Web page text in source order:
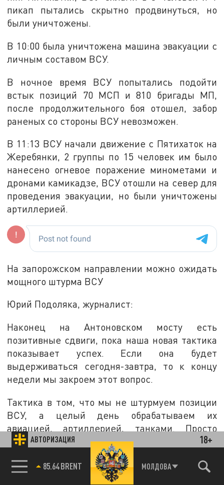
АВТОРИЗАЦИЯ 18+
85.64 BRENT МОЛДОВА
пикап пытались скрытно продвинуться, но
были уничтожены.
В 10:00 была уничтожена машина эвакуации с
личным составом ВСУ.
В ночное время ВСУ попытались подойти
встык позиций 70 МСП и 810 бригады МП,
после продолжительного боя отошел, забор
раненых со стороны ВСУ невозможен.
В 11:13 ВСУ начали движение с Пятихаток на
Жеребянки, 2 группы по 15 человек им было
нанесено огневое поражение минометами и
дронами камикадзе, ВСУ отошли на север для
проведения эвакуации, но были уничтожены
артиллерией.
На запорожском направлении можно ожидать
мощного штурма ВСУ
Юрий Подоляка, журналист:
Наконец на Антоновском мосту есть
позитивные сдвиги, пока наша новая тактика
показывает успех. Если она будет
выдерживаться сегодня-завтра, то к концу
недели мы закроем этот вопрос.
Тактика в том, что мы не штурмуем позиции
ВСУ, а целый день обрабатываем их
авиацией, артиллерией, танками. Просто
разбираем этот посёлок по кирпичам. За ночь
наши группы закрепляются на позициях,
брошенных ВСУ.